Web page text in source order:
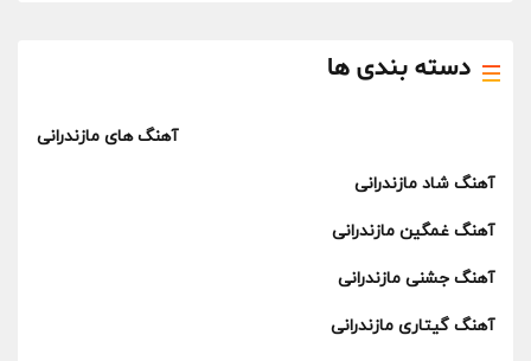
دسته بندی ها
آهنگ های مازندرانی
آهنگ شاد مازندرانی
آهنگ غمگین مازندرانی
آهنگ جشنی مازندرانی
آهنگ گیتاری مازندرانی